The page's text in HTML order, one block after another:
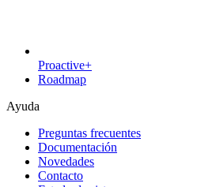
Proactive+
Roadmap
Ayuda
Preguntas frecuentes
Documentación
Novedades
Contacto